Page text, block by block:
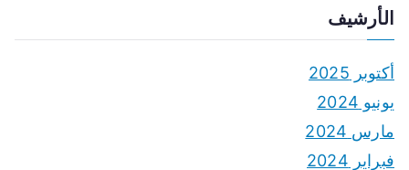
الأرشيف
أكتوبر 2025
يونيو 2024
مارس 2024
فبراير 2024